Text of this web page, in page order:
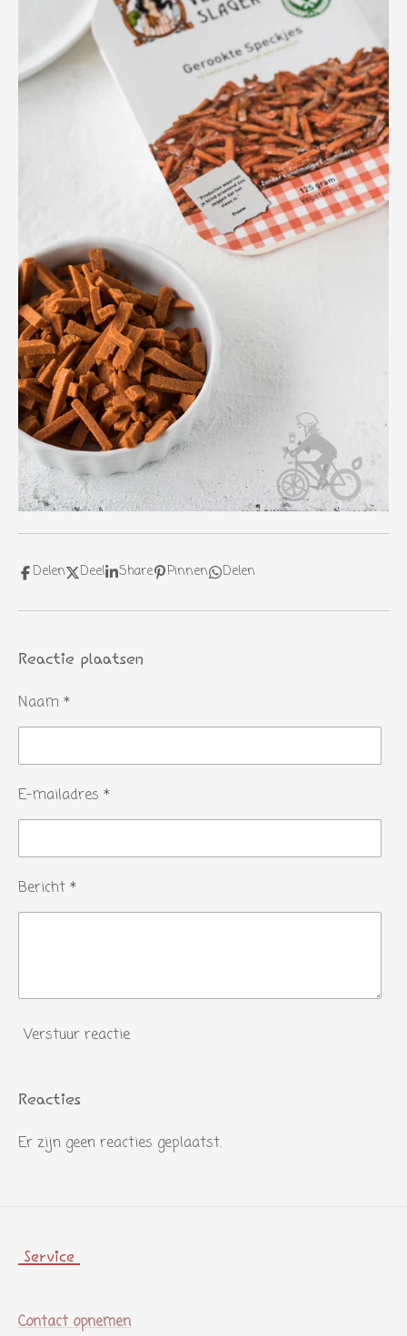
Delen Deel Share Pinnen Delen
Reactie plaatsen
Naam *
E-mailadres *
Bericht *
Verstuur reactie
Reacties
Er zijn geen reacties geplaatst.
Service
Contact opnemen